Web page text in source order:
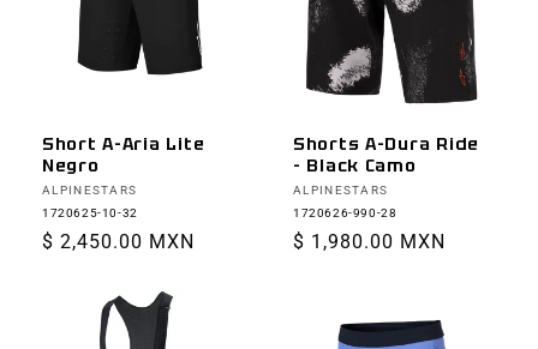
Short A-Aria Lite
Negro
Proveedor:
ALPINESTARS
1720625-10-32
Precio
$ 2,450.00 MXN
Shorts A-Dura Ride
- Black Camo
Proveedor:
ALPINESTARS
1720626-990-28
Precio
$ 1,980.00 MXN